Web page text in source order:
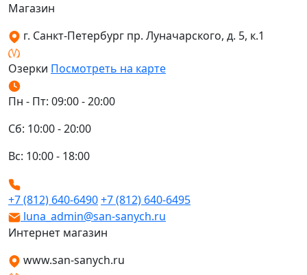
Магазин
г. Санкт-Петербург пр. Луначарского, д. 5, к.1
Озерки Посмотреть на карте
Пн - Пт: 09:00 - 20:00
Сб: 10:00 - 20:00
Вс: 10:00 - 18:00
+7 (812) 640-6490+7 (812) 640-6495
luna_admin@san-sanych.ru
Интернет магазин
www.san-sanych.ru